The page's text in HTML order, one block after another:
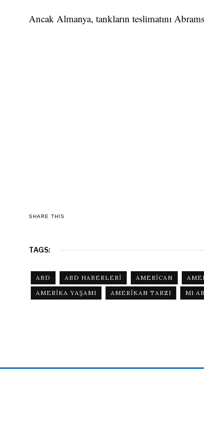
Ancak Almanya, tankların teslimatını
SHARE THIS
TAGS:
ABD ABD HABERLERI AMERICAN
AMERIKA YAŞAMI
AMERIKAN TARZI M1